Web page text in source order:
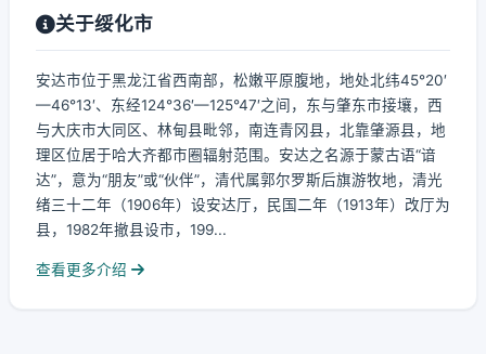
关于绥化市
安达市位于黑龙江省西南部，松嫩平原腹地，地处北纬45°20′
—46°13′、东经124°36′—125°47′之间，东与肇东市接壤，西
与大庆市大同区、林甸县毗邻，南连青冈县，北靠肇源县，地
理区位居于哈大齐都市圈辐射范围。安达之名源于蒙古语“谙
达”，意为“朋友”或“伙伴”，清代属郭尔罗斯后旗游牧地，清光
绪三十二年（1906年）设安达厅，民国二年（1913年）改厅为
县，1982年撤县设市，199...
查看更多介绍